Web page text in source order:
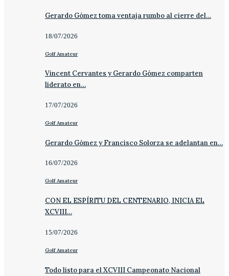
Gerardo Gómez toma ventaja rumbo al cierre del…
18/07/2026
Golf Amateur
Vincent Cervantes y Gerardo Gómez comparten
liderato en…
17/07/2026
Golf Amateur
Gerardo Gómez y Francisco Solorza se adelantan en…
16/07/2026
Golf Amateur
CON EL ESPÍRITU DEL CENTENARIO, INICIA EL
XCVIII…
15/07/2026
Golf Amateur
Todo listo para el XCVIII Campeonato Nacional